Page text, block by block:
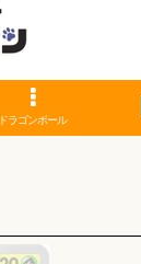
ドラゴンボール